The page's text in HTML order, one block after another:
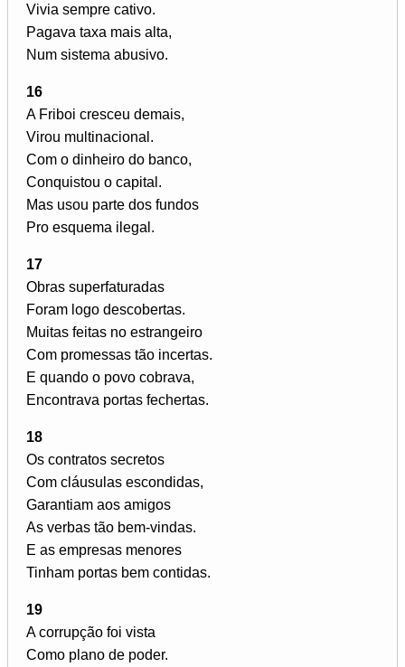
Vivia sempre cativo.
Pagava taxa mais alta,
Num sistema abusivo.
16
A Friboi cresceu demais,
Virou multinacional.
Com o dinheiro do banco,
Conquistou o capital.
Mas usou parte dos fundos
Pro esquema ilegal.
17
Obras superfaturadas
Foram logo descobertas.
Muitas feitas no estrangeiro
Com promessas tão incertas.
E quando o povo cobrava,
Encontrava portas fechertas.
18
Os contratos secretos
Com cláusulas escondidas,
Garantiam aos amigos
As verbas tão bem-vindas.
E as empresas menores
Tinham portas bem contidas.
19
A corrupção foi vista
Como plano de poder.